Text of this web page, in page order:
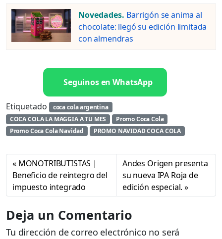
Novedades. Barrigón se anima al
chocolate: llegó su edición limitada
con almendras
Seguinos en WhatsApp
Etiquetado
coca cola argentina
COCA COLA LA MAGGIA A TU MES
Promo Coca Cola
Promo Coca Cola Navidad
PROMO NAVIDAD COCA COLA
MONOTRIBUTISTAS |
Beneficio de reintegro del
impuesto integrado
Andes Origen presenta
su nueva IPA Roja de
edición especial.
Deja un Comentario
Tu dirección de correo electrónico no será